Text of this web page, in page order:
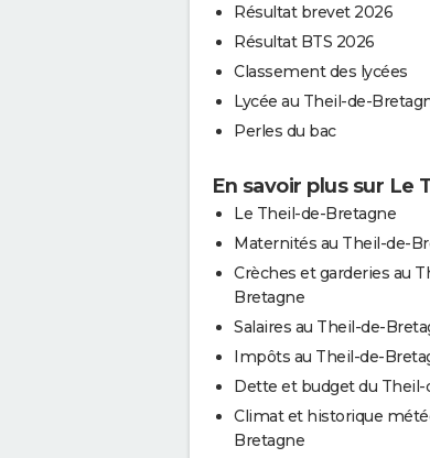
Résultat brevet 2026
Résultat BTS 2026
Classement des lycées
Lycée au Theil-de-
Perles du bac
En savoir plus sur Le
Le Theil-de-Bretagne
Maternités au Theil-de-
Crèches et garderies au
Bretagne
Salaires au Theil-de-
Impôts au Theil-de-
Dette et budget du
Climat et historique
Bretagne